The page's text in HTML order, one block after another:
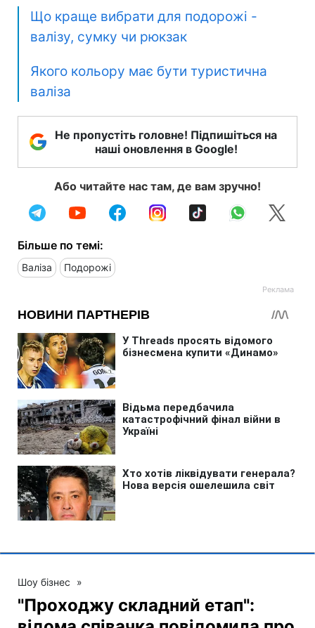
Що краще вибрати для подорожі -
валізу, сумку чи рюкзак
Якого кольору має бути туристична
валіза
Не пропустіть головне! Підпишіться на
наші оновлення в Google!
Або читайте нас там, де вам зручно!
Більше по темі:
Валіза Подорожі
Шоу бізнес »
"Проходжу складний етап":